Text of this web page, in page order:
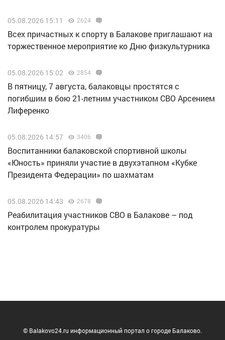
05.08.2026 15:11 2624
Всех причастных к спорту в Балакове приглашают на
торжественное мероприятие ко Дню физкультурника
05.08.2026 15:02 2854
В пятницу, 7 августа, балаковцы простятся с
погибшим в бою 21-летним участником СВО Арсением
Лиференко
05.08.2026 14:57 3406
Воспитанники балаковской спортивной школы
«Юность» приняли участие в двухэтапном «Кубке
Президента Федерации» по шахматам
05.08.2026 14:43 2678
Реабилитация участников СВО в Балакове – под
контролем прокуратуры
© Balakovo24.ru информационный портал о городе Балаково.